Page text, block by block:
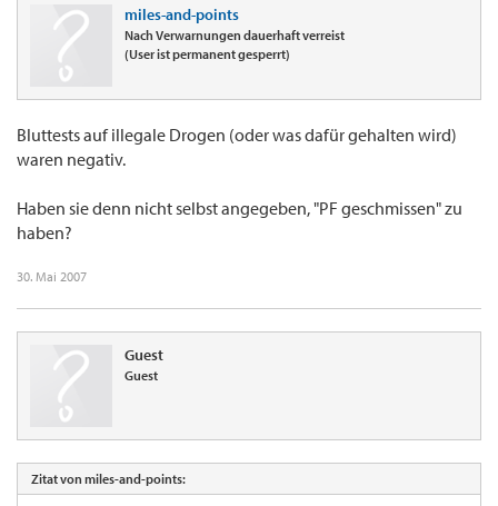
miles-and-points
Nach Verwarnungen dauerhaft verreist
(User ist permanent gesperrt)
Bluttests auf illegale Drogen (oder was dafür gehalten wird)
waren negativ.
Haben sie denn nicht selbst angegeben, "PF geschmissen" zu
haben?
30. Mai 2007
Guest
Guest
Zitat von miles-and-points: